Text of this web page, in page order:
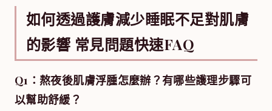
如何透過護膚減少睡眠不足對肌膚
的影響 常見問題快速FAQ
Q1：熬夜後肌膚浮腫怎麼辦？有哪些護理步驟可
以幫助舒緩？